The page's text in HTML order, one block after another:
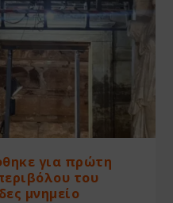
για πρώτη
του
μνημείο